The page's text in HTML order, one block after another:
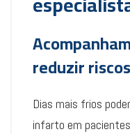
reduzir riscos
Dias mais frios
infarto em